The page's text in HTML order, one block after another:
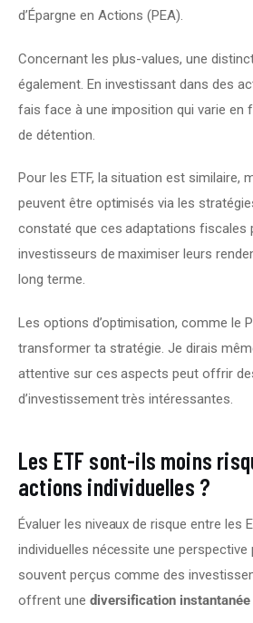
d’Épargne en Actions (PEA).
Concernant les plus-values, une
également. En investissant dans des
fais face à une imposition qui varie en
de détention.
Pour les ETF, la situation est similaire,
peuvent être optimisés via les
constaté que ces adaptations fiscales
investisseurs de maximiser leurs
long terme.
Les options d’optimisation, comme le
transformer ta stratégie. Je dirais
attentive sur ces aspects peut offrir
d’investissement très intéressantes.
Les ETF sont-ils moins
actions individuelles ?
Évaluer les niveaux de risque entre les
individuelles nécessite une perspective
souvent perçus comme des
offrent une diversification instantanée